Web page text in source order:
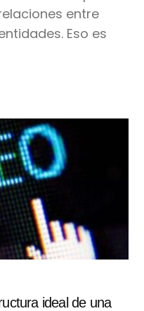
entre
Eso es
ideal de una